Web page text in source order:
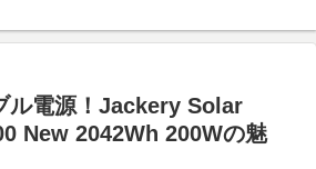
ル電源！Jackery Solar
New 2042Wh 200Wの魅